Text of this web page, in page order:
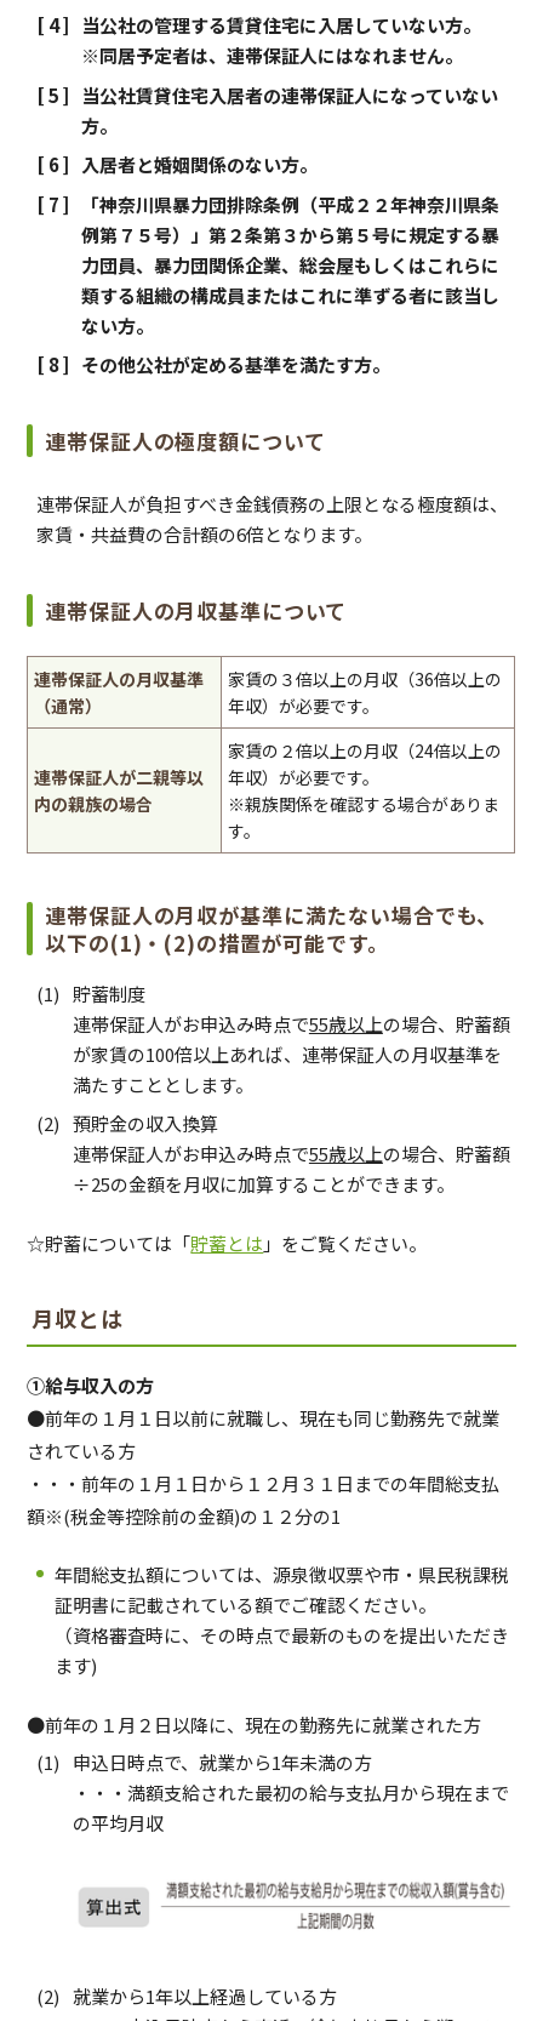
当公社の管理する賃貸住宅に入居していない方。
※同居予定者は、連帯保証人にはなれません。
当公社賃貸住宅入居者の連帯保証人になっていない
方。
入居者と婚姻関係のない方。
「神奈川県暴力団排除条例（平成２２年神奈川県条
例第７５号）」第２条第３から第５号に規定する暴
力団員、暴力団関係企業、総会屋もしくはこれらに
類する組織の構成員またはこれに準ずる者に該当し
ない方。
その他公社が定める基準を満たす方。
連帯保証人の極度額について
連帯保証人が負担すべき金銭債務の上限となる極度額は、
家賃・共益費の合計額の6倍となります。
連帯保証人の月収基準について
連帯保証人の月収基準
（通常）
家賃の３倍以上の月収（36倍以上の
年収）が必要です。
連帯保証人が二親等以
内の親族の場合
家賃の２倍以上の月収（24倍以上の
年収）が必要です。
※親族関係を確認する場合がありま
す。
連帯保証人の月収が基準に満たない場合でも、
以下の(1)・(2)の措置が可能です。
貯蓄制度
連帯保証人がお申込み時点で55歳以上の場合、貯蓄額
が家賃の100倍以上あれば、連帯保証人の月収基準を
満たすこととします。
預貯金の収入換算
連帯保証人がお申込み時点で55歳以上の場合、貯蓄額
÷25の金額を月収に加算することができます。
☆貯蓄については「貯蓄とは 」をご覧ください。
月収とは
①給与収入の方
●前年の１月１日以前に就職し、現在も同じ勤務先で就業
されている方
・・・前年の１月１日から１２月３１日までの年間総支払
額※(税金等控除前の金額)の１２分の1
年間総支払額については、源泉徴収票や市・県民税課税
証明書に記載されている額でご確認ください。
（資格審査時に、その時点で最新のものを提出いただき
ます)
●前年の１月２日以降に、現在の勤務先に就業された方
申込日時点で、就業から1年未満の方
・・・満額支給された最初の給与支払月から現在まで
の平均月収
就業から1年以上経過している方